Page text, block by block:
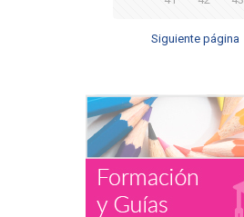
Siguiente página